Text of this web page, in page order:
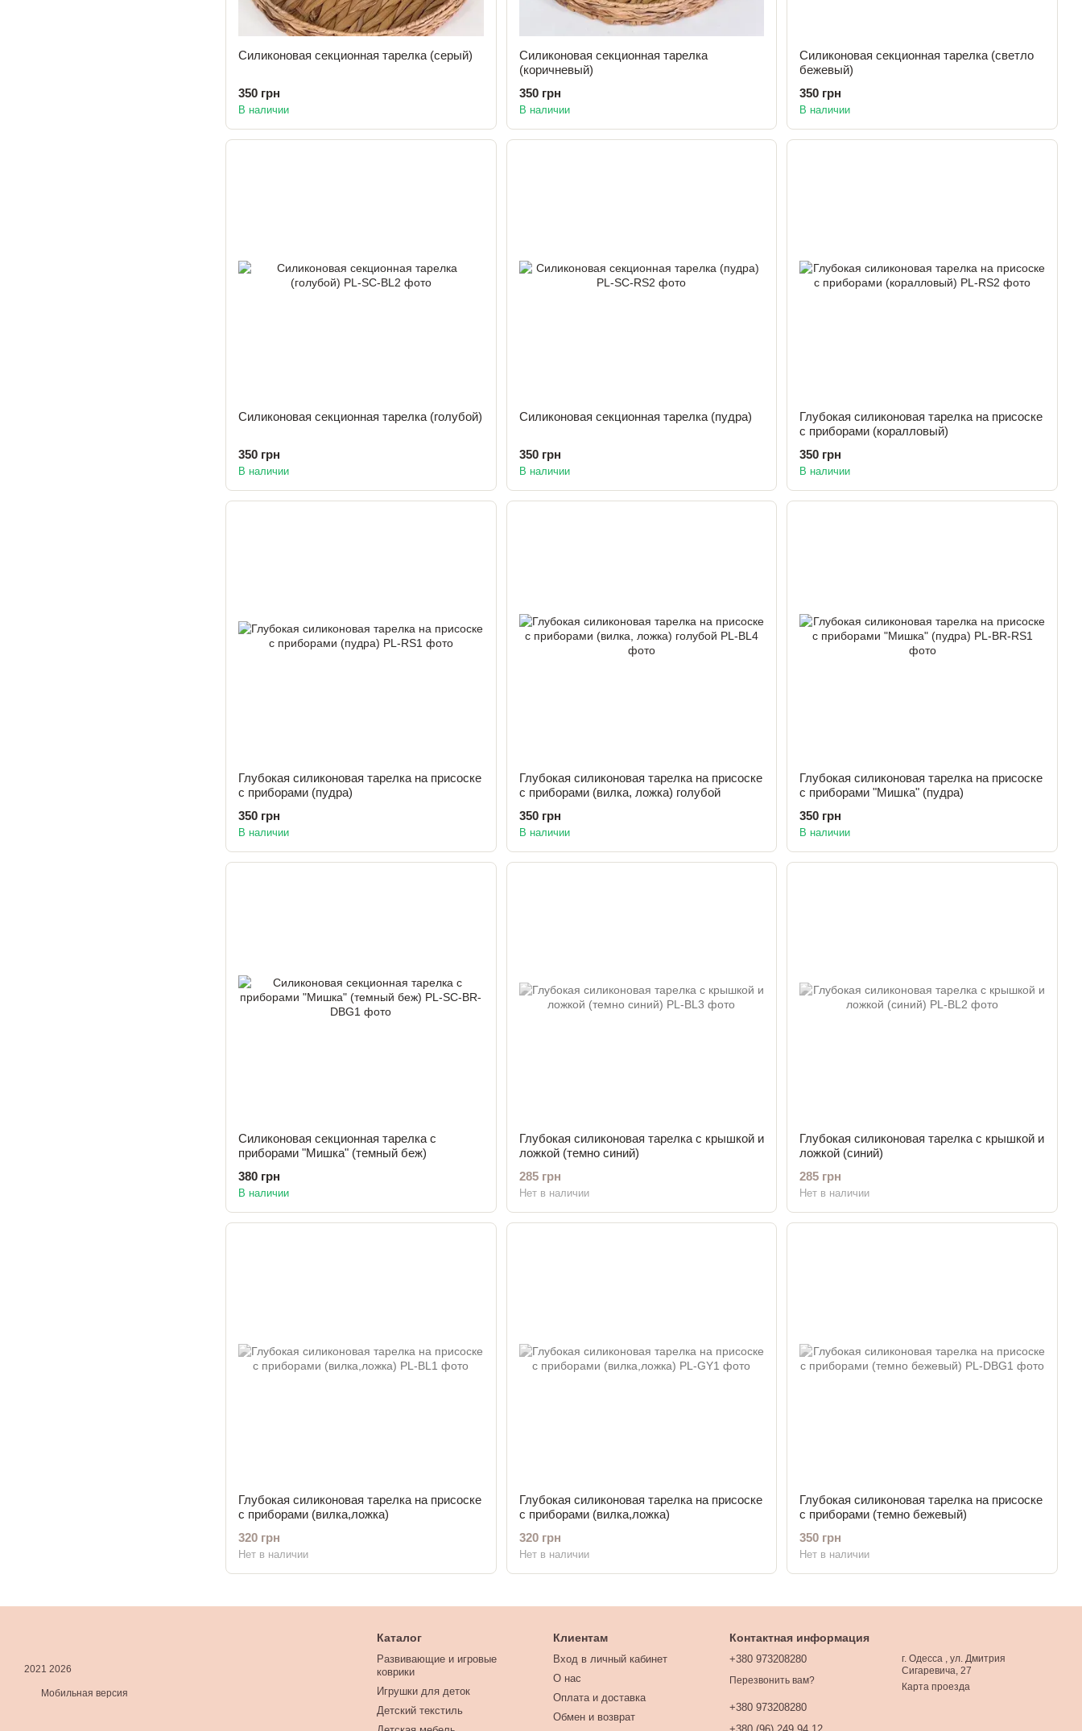
Силиконовая секционная тарелка (серый)
350 грн
В наличии
Силиконовая секционная тарелка
(коричневый)
350 грн
В наличии
Силиконовая секционная тарелка (светло
бежевый)
350 грн
В наличии
Силиконовая секционная тарелка (голубой)
350 грн
В наличии
Силиконовая секционная тарелка (пудра)
350 грн
В наличии
Глубокая силиконовая тарелка на присоске
с приборами (коралловый)
350 грн
В наличии
Глубокая силиконовая тарелка на присоске
с приборами (пудра)
350 грн
В наличии
Глубокая силиконовая тарелка на присоске
с приборами (вилка, ложка) голубой
350 грн
В наличии
Глубокая силиконовая тарелка на присоске
с приборами "Мишка" (пудра)
350 грн
В наличии
Силиконовая секционная тарелка с
приборами "Мишка" (темный беж)
380 грн
В наличии
Глубокая силиконовая тарелка с крышкой и
ложкой (темно синий)
285 грн
Нет в наличии
Глубокая силиконовая тарелка с крышкой и
ложкой (синий)
285 грн
Нет в наличии
Глубокая силиконовая тарелка на присоске
с приборами (вилка,ложка)
320 грн
Нет в наличии
Глубокая силиконовая тарелка на присоске
с приборами (вилка,ложка)
320 грн
Нет в наличии
Глубокая силиконовая тарелка на присоске
с приборами (темно бежевый)
350 грн
Нет в наличии
2021 2026
Мобильная версия
Каталог
Развивающие и игровые
коврики
Игрушки для деток
Детский текстиль
Клиентам
Вход в личный кабинет
О нас
Оплата и доставка
Обмен и возврат
Контактная информация
+380 973208280
Перезвонить вам?
+380 973208280
г. Одесса , ул. Дмитрия
Сигаревича, 27
Карта проезда